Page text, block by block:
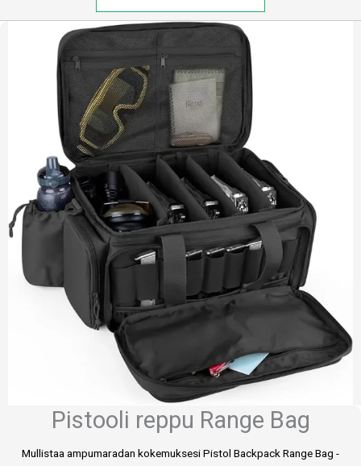
Pistooli reppu Range Bag
Mullistaa ampumaradan kokemuksesi Pistol Backpack Range Bag -